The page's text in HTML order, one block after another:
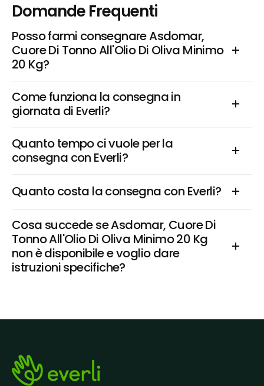
Domande Frequenti
Posso farmi consegnare Asdomar,
Cuore Di Tonno All'Olio Di Oliva Minimo
20 Kg?
Come funziona la consegna in
giornata di Everli?
Quanto tempo ci vuole per la
consegna con Everli?
Quanto costa la consegna con Everli?
Cosa succede se Asdomar, Cuore Di
Tonno All'Olio Di Oliva Minimo 20 Kg
non è disponibile e voglio dare
istruzioni specifiche?